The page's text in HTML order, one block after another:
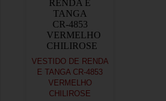
VESTIDO DE RENDA
E TANGA CR-4853
VERMELHO
CHILIROSE